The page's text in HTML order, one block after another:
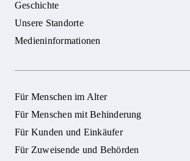
Geschichte
Unsere Standorte
Medieninformationen
Für Menschen im Alter
Für Menschen mit Behinderung
Für Kunden und Einkäufer
Für Zuweisende und Behörden